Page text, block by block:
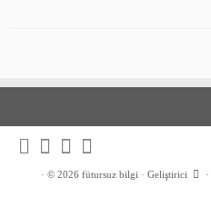
· © 2026 fütursuz bilgi · Geliştirici ·